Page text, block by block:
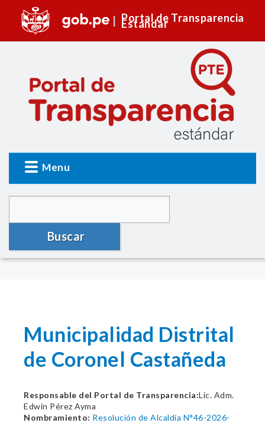
Portal de Transparencia
Estándar
Menu
Buscar
Municipalidad Distrital
de Coronel Castañeda
Responsable del Portal de Transparencia:Lic. Adm.
Edwin Pérez Ayma
Nombramiento: Resolución de Alcaldía N°46-2026-